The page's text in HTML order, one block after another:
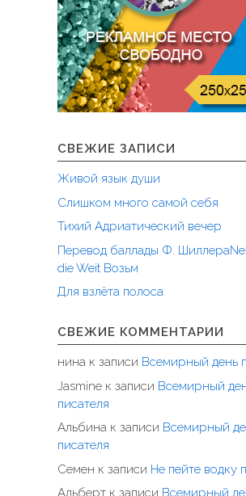
СВЕЖИЕ ЗАПИСИ
Живой язык души
Слишком много самой себя
Тихий Адриатический вечер
Перевод баллады Ф.
die Weit Возьм
Для взлёта полоса
СВЕЖИЕ КОММЕНТАРИИ
нина к записи Всемирный день
Jasmine к записи Всемирный
писателя
Альбина к записи Всемирный
писателя
Семен к записи Не пейте водку
Альберт к записи Всемирный